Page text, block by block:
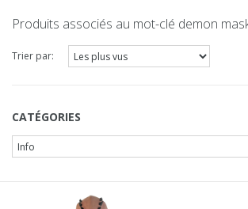
Produits associés au mot-clé demon
Trier par:
CATÉGORIES